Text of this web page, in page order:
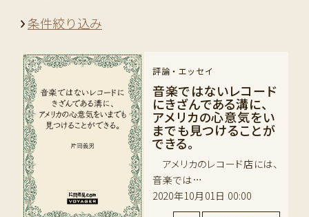
条件絞り込み
評論・エッセイ
音楽ではないレコード
にきざんである溝に、
アメリカの心意気をい
までも見つけることが
できる。
アメリカのレコード店には、
音楽では…
2020年10月01日 00:00